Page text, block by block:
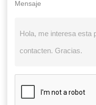
Mensaje